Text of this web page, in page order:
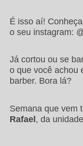
É isso aí!
o seu instagram:
Já cortou ou se
o que você achou
barber. Bora lá?
Semana que vem
Rafael, da